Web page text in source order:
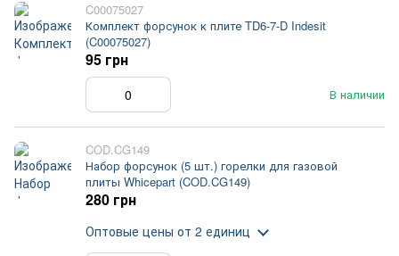
C00075027
Комплект форсунок к плите TD6-7-D Indesit
(C00075027)
В наличии
95 грн
COD.CG149
Набор форсунок (5 шт.) горелки для газовой
плиты Whicepart (COD.CG149)
280 грн
Оптовые цены от 2 единиц